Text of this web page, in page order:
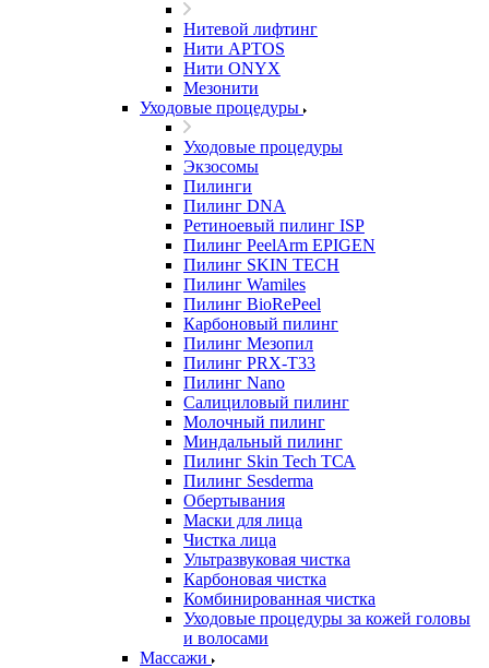
Нитевой лифтинг
Нити APTOS
Нити ONYX
Мезонити
Уходовые процедуры
Уходовые процедуры
Экзосомы
Пилинги
Пилинг DNA
Ретиноевый пилинг ISP
Пилинг PeelArm EPIGEN
Пилинг SKIN TECH
Пилинг Wamiles
Пилинг BioRePeel
Карбоновый пилинг
Пилинг Мезопил
Пилинг PRX-T33
Пилинг Nano
Салициловый пилинг
Молочный пилинг
Миндальный пилинг
Пилинг Skin Tech ТСА
Пилинг Sesderma
Обертывания
Маски для лица
Чистка лица
Ультразвуковая чистка
Карбоновая чистка
Комбинированная чистка
Уходовые процедуры за кожей головы
и волосами
Массажи